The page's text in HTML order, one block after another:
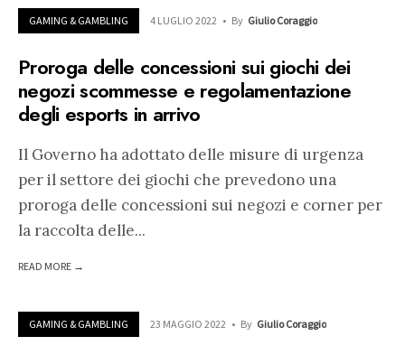
GAMING & GAMBLING 4 LUGLIO 2022 • By Giulio Coraggio
Proroga delle concessioni sui giochi dei
negozi scommesse e regolamentazione
degli esports in arrivo
Il Governo ha adottato delle misure di urgenza
per il settore dei giochi che prevedono una
proroga delle concessioni sui negozi e corner per
la raccolta delle...
READ MORE →
GAMING & GAMBLING 23 MAGGIO 2022 • By Giulio Coraggio